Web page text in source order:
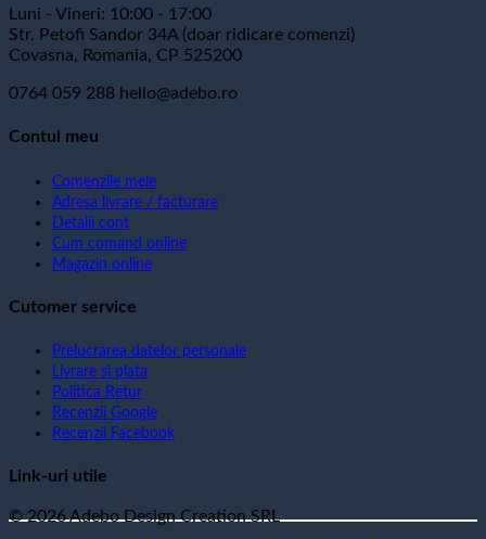
Opțiunile
pot
fi
alese
produsului.
Luni - Vineri: 10:00 - 17:00
Str. Petofi Sandor 34A (doar ridicare comenzi)
Covasna, Romania, CP 525200
0764 059 288 hello@adebo.ro
Contul meu
Comenzile mele
Adresa livrare / facturare
Detalii cont
Cum comand online
Magazin online
Cutomer service
Prelucrarea datelor personale
Livrare si plata
Politica Retur
Recenzii Google
Recenzii Facebook
Link-uri utile
© 2026 Adebo Design Creation SRL